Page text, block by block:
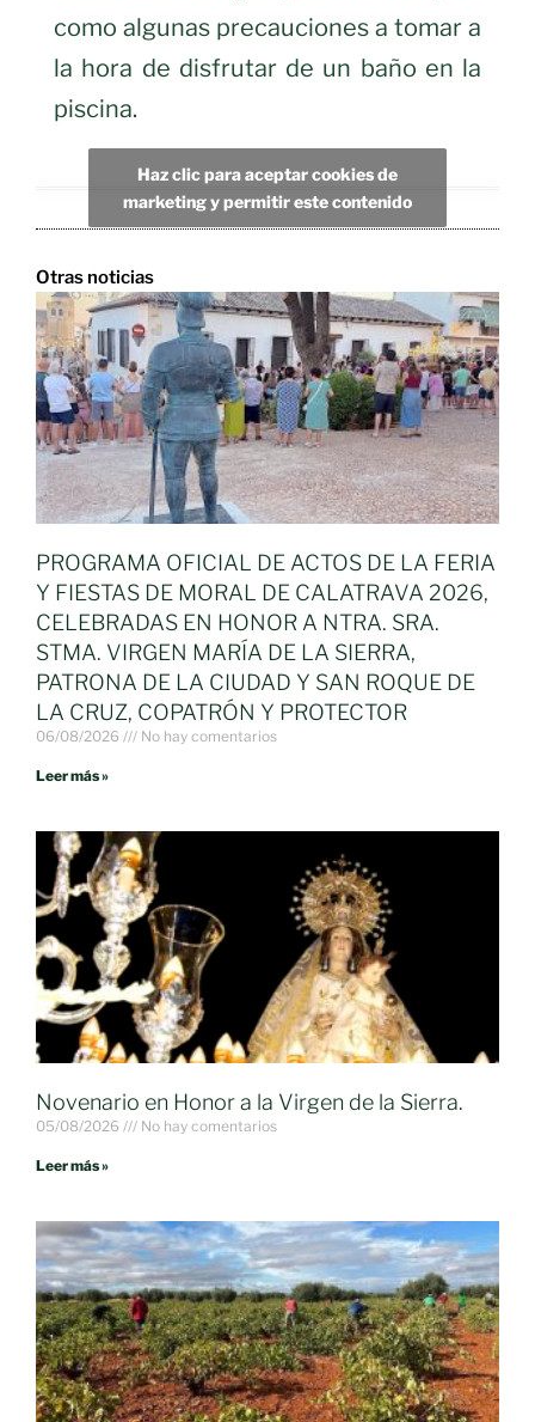
como algunas precauciones a tomar a
la hora de disfrutar de un baño en la
piscina.
Haz clic para aceptar cookies de
marketing y permitir este contenido
Otras noticias
PROGRAMA OFICIAL DE ACTOS DE LA FERIA
Y FIESTAS DE MORAL DE CALATRAVA 2026,
CELEBRADAS EN HONOR A NTRA. SRA.
STMA. VIRGEN MARÍA DE LA SIERRA,
PATRONA DE LA CIUDAD Y SAN ROQUE DE
LA CRUZ, COPATRÓN Y PROTECTOR
06/08/2026 No hay comentarios
Leer más »
Novenario en Honor a la Virgen de la Sierra.
05/08/2026 No hay comentarios
Leer más »